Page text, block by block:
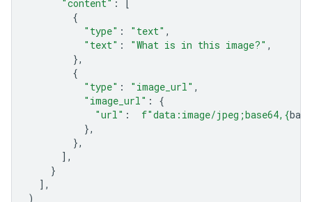
"content" :
[
{
"type" : "text" ,
"text" : "What is in this image?" ,
},
{
"type" : "image_url" ,
"image_url" :
{
"url" : f"data:image/jpeg;base64, {
},
},
],
}
],
)